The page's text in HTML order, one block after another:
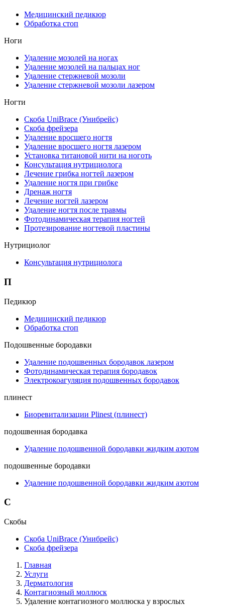
Медицинский педикюр
Обработка стоп
Ноги
Удаление мозолей на ногах
Удаление мозолей на пальцах ног
Удаление стержневой мозоли
Удаление стержневой мозоли лазером
Ногти
Скоба UniBrace (Унибрейс)
Скоба фрейзера
Удаление вросшего ногтя
Удаление вросшего ногтя лазером
Установка титановой нити на ноготь
Консультация нутрициолога
Лечение грибка ногтей лазером
Удаление ногтя при грибке
Дренаж ногтя
Лечение ногтей лазером
Удаление ногтя после травмы
Фотодинамическая терапия ногтей
Протезирование ногтевой пластины
Нутрициолог
Консультация нутрициолога
П
Педикюр
Медицинский педикюр
Обработка стоп
Подошвенные бородавки
Удаление подошвенных бородавок лазером
Фотодинамическая терапия бородавок
Электрокоагуляция подошвенных бородавок
плинест
Биоревитализации Plinest (плинест)
подошвенная бородавка
Удаление подошвенной бородавки жидким азотом
подошвенные бородавки
Удаление подошвенной бородавки жидким азотом
С
Скобы
Скоба UniBrace (Унибрейс)
Скоба фрейзера
Главная
Услуги
Дерматология
Контагиозный моллюск
Удаление контагиозного моллюска у взрослых